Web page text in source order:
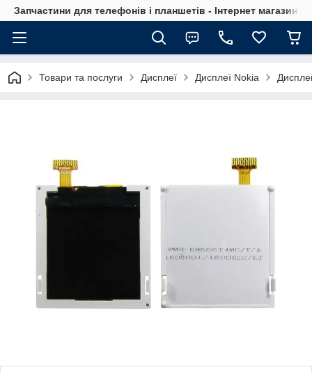
Запчастини для телефонів і планшетів - Інтернет магазин
Товари та послуги Дисплеї Дисплеї Nokia